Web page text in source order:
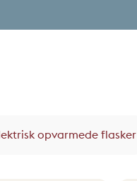
opvarmede flasker